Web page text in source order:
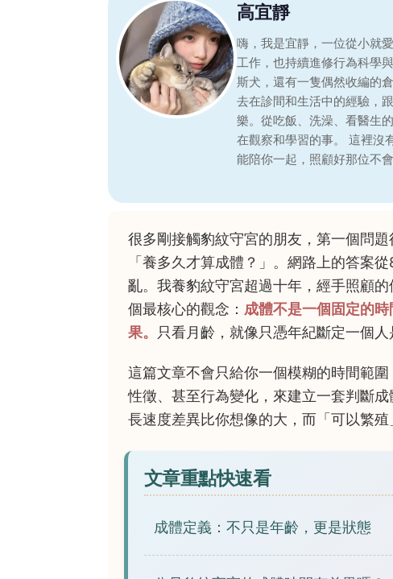
高宜靜
嗨，我是宜靜，一位從小就
工作，也持續進修行為科學
斯犬，還有一隻偶然收編的
去在診間和生活中的經驗，
樂。從吃飯、洗澡、看醫生
在觀察和學習的事。 這裡沒
能陪你一起，照顧好那位不
很多剛接觸豹紋守宮的朋友，第一個問題
「養多久才算成體？」。網路上的答案
亂。我養豹紋守宮超過十年，經手照顧
個最核心的觀念： 成體不是一個固定的
果。
只看月齡，就像只憑年紀斷定一個人
這篇文章不會只給你一個模糊的時間範圍
性徵、甚至行為變化，來建立一套判斷
長速度差異比你想像的大，而「可以繁殖
文章重點快速看
成體定義：不只是年齡，更是狀態